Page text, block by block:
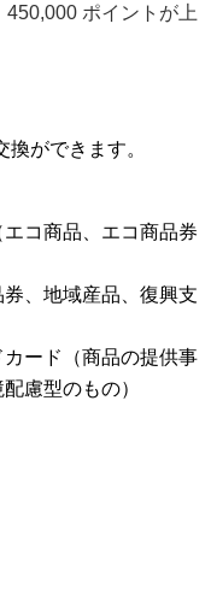
ポイントが上
ができます。
コ商品、エコ商品券
、地域産品、復興支
ード（商品の提供事
慮型のもの）